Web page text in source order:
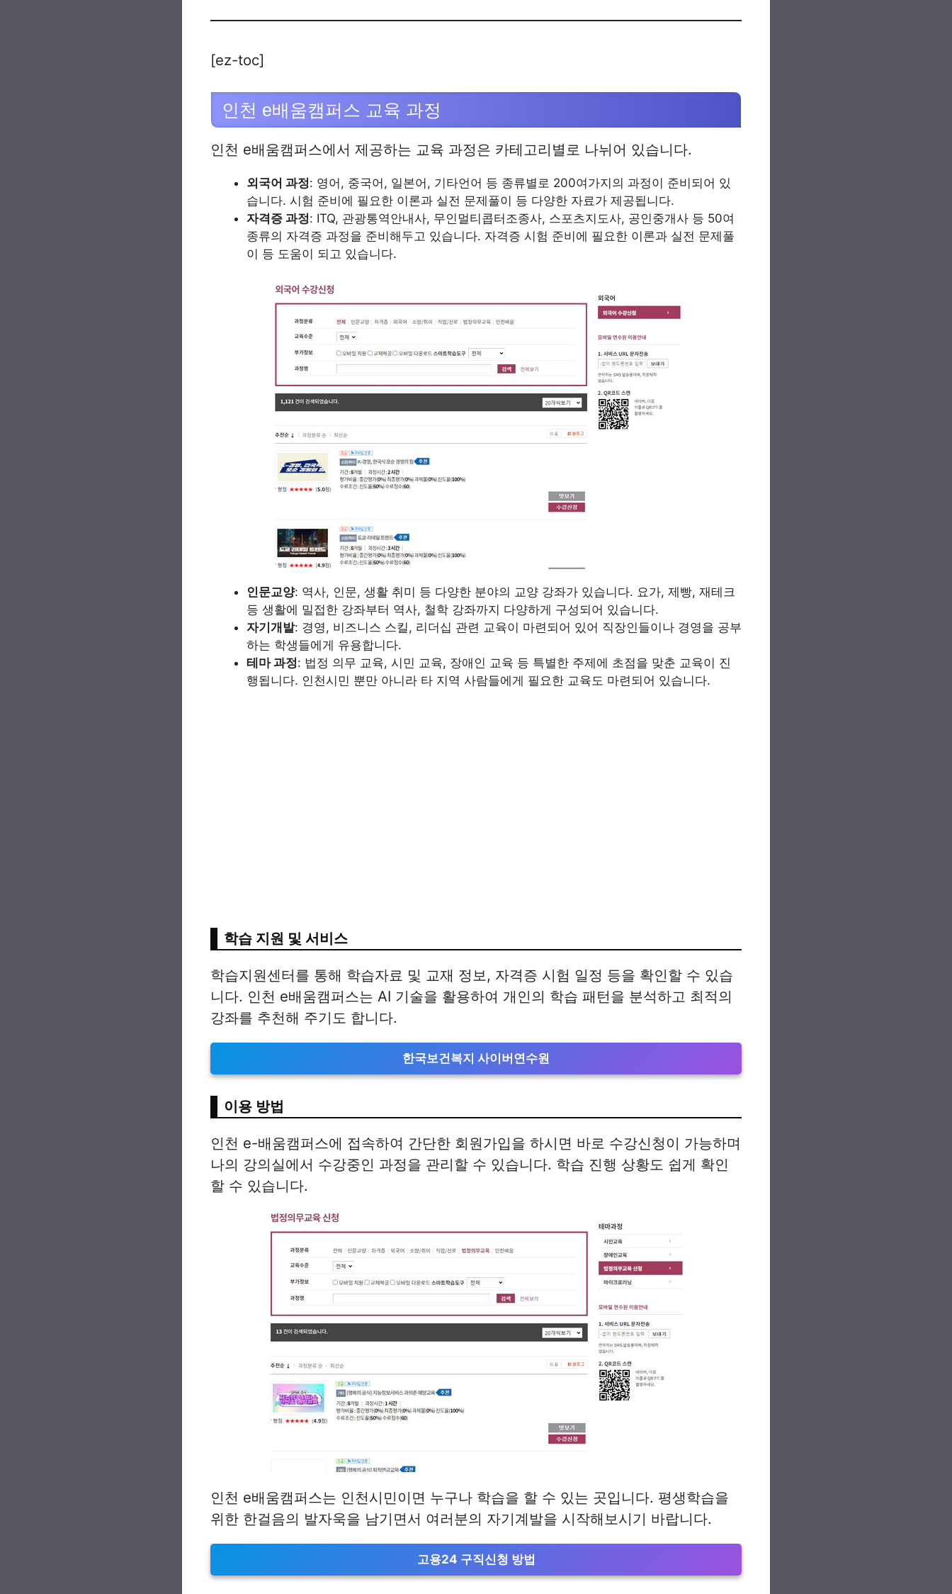
[ez-toc]
인천 e배움캠퍼스 교육 과정
인천 e배움캠퍼스에서 제공하는 교육 과정은 카테고리별로 나뉘어 있습니다.
외국어 과정: 영어, 중국어, 일본어, 기타언어 등 종류별로 200여가지의 과정이 준비되어 있
습니다. 시험 준비에 필요한 이론과 실전 문제풀이 등 다양한 자료가 제공됩니다.
자격증 과정: ITQ, 관광통역안내사, 무인멀티콥터조종사, 스포츠지도사, 공인중개사 등 50여
종류의 자격증 과정을 준비해두고 있습니다. 자격증 시험 준비에 필요한 이론과 실전 문제풀
이 등 도움이 되고 있습니다.
인문교양: 역사, 인문, 생활 취미 등 다양한 분야의 교양 강좌가 있습니다. 요가, 제빵, 재테크
등 생활에 밀접한 강좌부터 역사, 철학 강좌까지 다양하게 구성되어 있습니다.
자기개발: 경영, 비즈니스 스킬, 리더십 관련 교육이 마련되어 있어 직장인들이나 경영을 공부
하는 학생들에게 유용합니다.
테마 과정: 법정 의무 교육, 시민 교육, 장애인 교육 등 특별한 주제에 초점을 맞춘 교육이 진
행됩니다. 인천시민 뿐만 아니라 타 지역 사람들에게 필요한 교육도 마련되어 있습니다.
학습 지원 및 서비스
학습지원센터를 통해 학습자료 및 교재 정보, 자격증 시험 일정 등을 확인할 수 있습
니다. 인천 e배움캠퍼스는 AI 기술을 활용하여 개인의 학습 패턴을 분석하고 최적의
강좌를 추천해 주기도 합니다.
한국보건복지 사이버연수원
이용 방법
인천 e-배움캠퍼스에 접속하여 간단한 회원가입을 하시면 바로 수강신청이 가능하며
나의 강의실에서 수강중인 과정을 관리할 수 있습니다. 학습 진행 상황도 쉽게 확인
할 수 있습니다.
인천 e배움캠퍼스는 인천시민이면 누구나 학습을 할 수 있는 곳입니다. 평생학습을
위한 한걸음의 발자욱을 남기면서 여러분의 자기계발을 시작해보시기 바랍니다.
고용24 구직신청 방법